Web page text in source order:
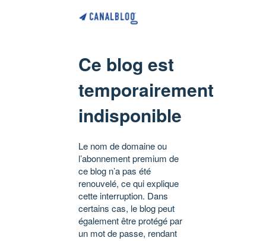
Ce blog est
temporairement
indisponible
Le nom de domaine ou
l’abonnement premium de
ce blog n’a pas été
renouvelé, ce qui explique
cette interruption. Dans
certains cas, le blog peut
également être protégé par
un mot de passe, rendant